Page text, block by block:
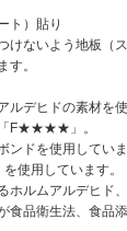
ト）貼り
ないよう地板（
す。
デヒドの素材を使
F★★★★」。
ドを使用していま
用しています。
ルムアルデヒド
食品衛生法、食品